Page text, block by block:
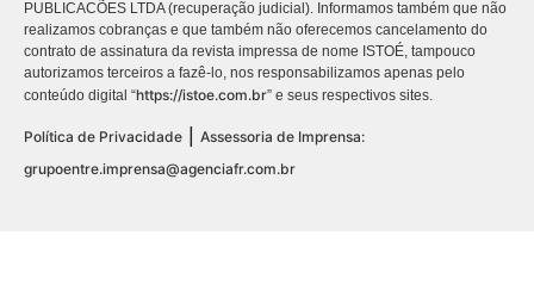
PUBLICACÕES LTDA (recuperação judicial). Informamos também que não
realizamos cobranças e que também não oferecemos cancelamento do
contrato de assinatura da revista impressa de nome ISTOÉ, tampouco
autorizamos terceiros a fazê-lo, nos responsabilizamos apenas pelo
conteúdo digital “https://istoe.com.br” e seus respectivos sites.
Política de Privacidade
Assessoria de Imprensa:
grupoentre.imprensa@agenciafr.com.br